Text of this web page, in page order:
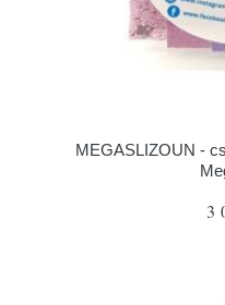
MEGASLIZOUN -
3